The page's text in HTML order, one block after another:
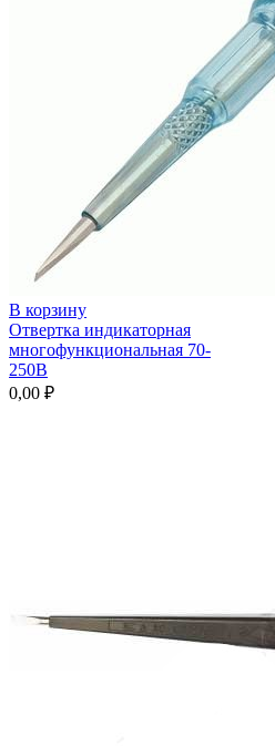
В корзину
Отвертка индикаторная
многофункциональная 70-
250В
0,00 ₽